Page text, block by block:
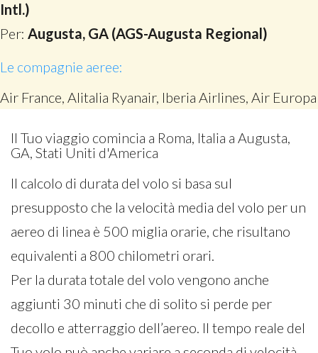
Intl.)
Per: Augusta, GA (AGS-Augusta Regional)
Le compagnie aeree:
Air France, Alitalia Ryanair, Iberia Airlines, Air Europa
Il Tuo viaggio comincia a Roma, Italia a Augusta,
GA, Stati Uniti d'America
Il calcolo di durata del volo si basa sul
presupposto che la velocità media del volo per un
aereo di linea è 500 miglia orarie, che risultano
equivalenti a 800 chilometri orari.
Per la durata totale del volo vengono anche
aggiunti 30 minuti che di solito si perde per
decollo e atterraggio dell’aereo. Il tempo reale del